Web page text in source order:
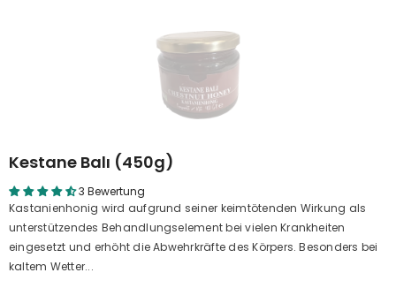
Kestane Balı (450g)
3 Bewertung
Kastanienhonig wird aufgrund seiner keimtötenden Wirkung als
unterstützendes Behandlungselement bei vielen Krankheiten
eingesetzt und erhöht die Abwehrkräfte des Körpers. Besonders bei
kaltem Wetter...